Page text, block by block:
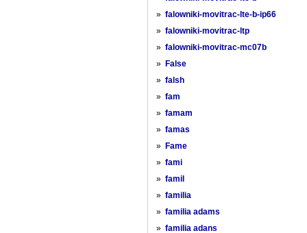
» falowniki-movitrac-lte-b-ip66
» falowniki-movitrac-ltp
» falowniki-movitrac-mc07b
» False
» falsh
» fam
» famam
» famas
» Fame
» fami
» famil
» familia
» familia adams
» familia adans